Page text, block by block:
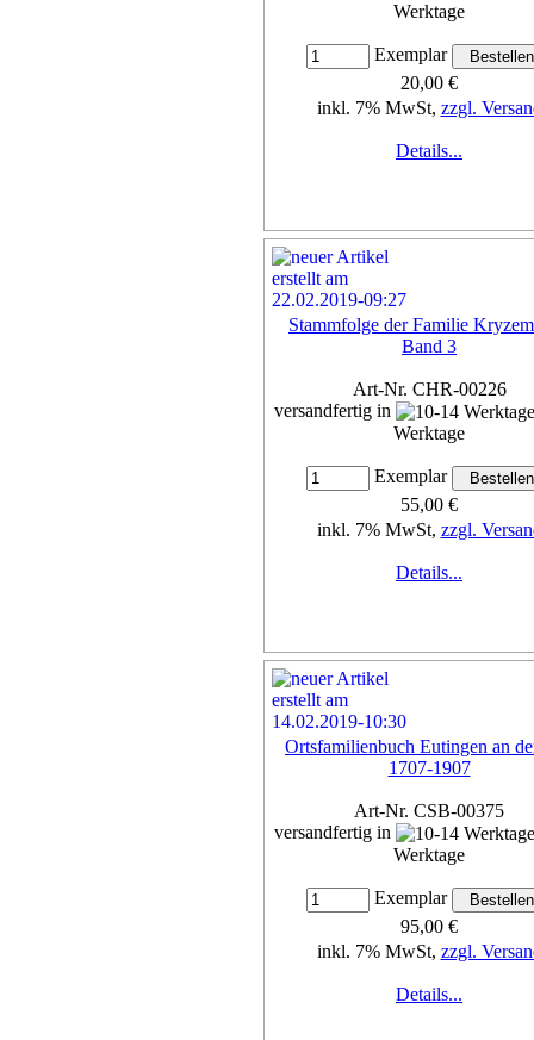
Werktage
Exemplar
20,00 €
inkl. 7% MwSt, zzgl.
Details...
Stammfolge der Familie
Band 3
Art-Nr. CHR-00226
versandfertig in
Werktage
Exemplar
55,00 €
inkl. 7% MwSt, zzgl.
Details...
Ortsfamilienbuch Eutingen an
1707-1907
Art-Nr. CSB-00375
versandfertig in
Werktage
Exemplar
95,00 €
inkl. 7% MwSt, zzgl.
Details...